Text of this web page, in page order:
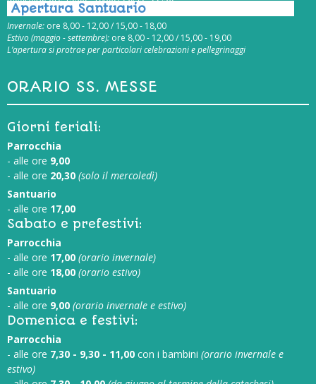
Apertura Santuario
Invernale: ore 8,00 - 12,00 / 15,00 - 18,00
Estivo (maggio - settembre): ore 8,00 - 12,00 / 15,00 - 19,00
L’apertura si protrae per particolari celebrazioni e pellegrinaggi
ORARIO SS. MESSE
Giorni feriali:
Parrocchia
- alle ore 9,00
- alle ore 20,30 (solo il mercoledì)
Santuario
- alle ore 17,00
Sabato e prefestivi:
Parrocchia
- alle ore 17,00 (orario invernale)
- alle ore 18,00 (orario estivo)
Santuario
- alle ore 9,00 (orario invernale e estivo)
Domenica e festivi:
Parrocchia
- alle ore 7,30 - 9,30 - 11,00 con i bambini (orario invernale e
estivo)